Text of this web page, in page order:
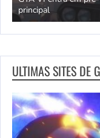
principal
ULTIMAS SITES DE